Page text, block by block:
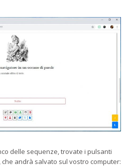
delle sequenze, trovate i pulsanti
andrà salvato sul vostro computer: